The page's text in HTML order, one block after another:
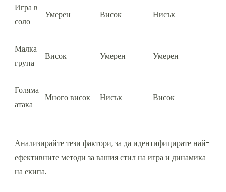
Игра в
соло
Умерен Висок Нисък
Малка
група
Висок Умерен Умерен
Голяма
атака
Много висок Нисък Висок
Анализирайте тези фактори, за да идентифицирате най-
ефективните методи за вашия стил на игра и динамика
на екипа.